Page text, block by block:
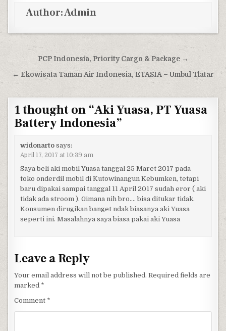
Author:Admin
Post navigation
PCP Indonesia, Priority Cargo & Package →
← Ekowisata Taman Air Indonesia, ETASIA – Umbul Tlatar
1 thought on “Aki Yuasa, PT Yuasa
Battery Indonesia”
widonarto says:
April 17, 2017 at 10:39 am
Saya beli aki mobil Yuasa tanggal 25 Maret 2017 pada
toko onderdil mobil di Kutowinangun Kebumken, tetapi
baru dipakai sampai tanggal 11 April 2017 sudah eror ( aki
tidak ada stroom ). Gimana nih bro…. bisa ditukar tidak.
Konsumen dirugikan banget ndak biasanya aki Yuasa
seperti ini. Masalahnya saya biasa pakai aki Yuasa
Leave a Reply
Your email address will not be published. Required fields are
marked *
Comment *